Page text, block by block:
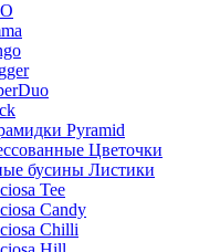
Pyramid
Цветочки
бусины Листики
Tee
Candy
Chilli